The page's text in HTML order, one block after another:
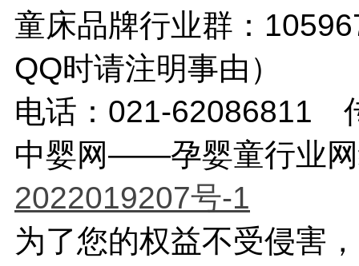
童床品牌行业群：
QQ时请注明事由）
电话：021-62086811
中婴网——孕婴童行业
2022019207号-1
为了您的权益不受侵害